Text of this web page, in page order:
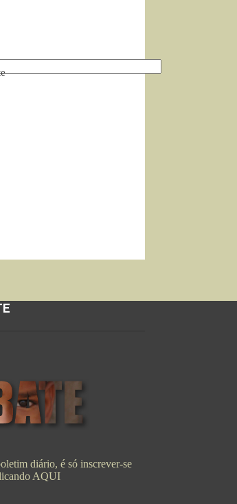
diário, é só inscrever-se
AQUI